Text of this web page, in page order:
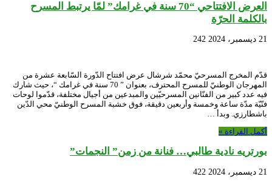
العرض الافتتاحي “70 سنة في غرامك” لمّا يرتبط المسرح
بالكلمة الحرّة
21 ديسمبر، 2024 242
قدّم المخرج المسرحيّ محمّد شرشال عرض افتتاح الدّورة السّابعة عشرة من
المهرجان الوطنيّ للمسرح المحترف، بعنوان ” 70 سنة في غرامك “، حيث شارك
فيه عدد كبير من الفنّانين المسرحيّين والمبدعين من أجيال مختلفة، قدّموا لوحات
فنّيّة مدّة ساعة وخمسة وأربعين دقيقة، فوق خشبة المسرح الوطنيّ محي الدّين
باشطارزي. وبدأ …
أكمل القراءة »
بورتريه نادية طالبي… فنانة من زمن” النجمات”
21 ديسمبر، 2024 422